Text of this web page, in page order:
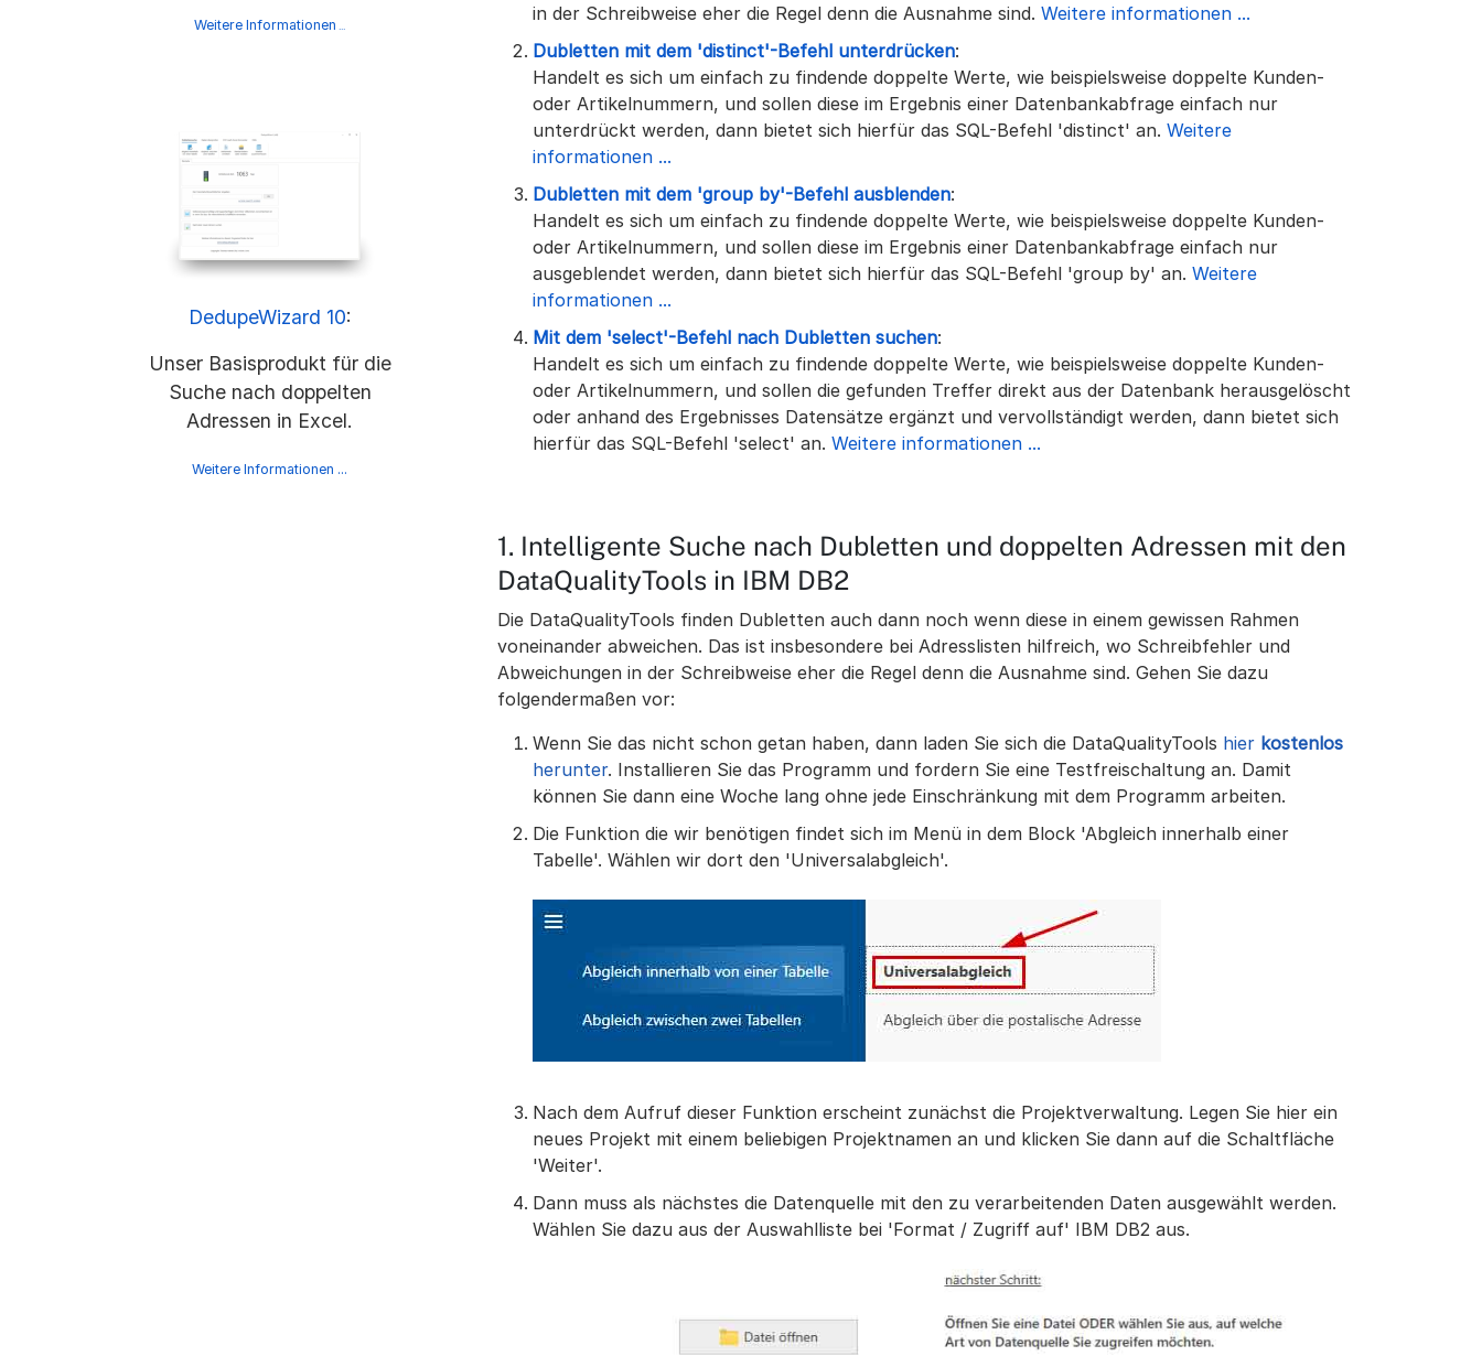
Weitere Informationen
DedupeWizard 10:
Unser Basisprodukt für die
Suche nach doppelten
Adressen in Excel.
Weitere Informationen ...
in der Schreibweise eher die Regel denn die Ausnahme sind. Weitere informationen ...
Dubletten mit dem 'distinct'-Befehl unterdrücken:
Handelt es sich um einfach zu findende doppelte Werte, wie beispielsweise doppelte Kunden-
oder Artikelnummern, und sollen diese im Ergebnis einer Datenbankabfrage einfach nur
unterdrückt werden, dann bietet sich hierfür das SQL-Befehl 'distinct' an. Weitere
informationen ...
Dubletten mit dem 'group by'-Befehl ausblenden:
Handelt es sich um einfach zu findende doppelte Werte, wie beispielsweise doppelte Kunden-
oder Artikelnummern, und sollen diese im Ergebnis einer Datenbankabfrage einfach nur
ausgeblendet werden, dann bietet sich hierfür das SQL-Befehl 'group by' an. Weitere
informationen ...
Mit dem 'select'-Befehl nach Dubletten suchen:
Handelt es sich um einfach zu findende doppelte Werte, wie beispielsweise doppelte Kunden-
oder Artikelnummern, und sollen die gefunden Treffer direkt aus der Datenbank herausgelöscht
oder anhand des Ergebnisses Datensätze ergänzt und vervollständigt werden, dann bietet sich
hierfür das SQL-Befehl 'select' an. Weitere informationen ...
1. Intelligente Suche nach Dubletten und doppelten Adressen mit den
DataQualityTools in IBM DB2
Die DataQualityTools finden Dubletten auch dann noch wenn diese in einem gewissen Rahmen
voneinander abweichen. Das ist insbesondere bei Adresslisten hilfreich, wo Schreibfehler und
Abweichungen in der Schreibweise eher die Regel denn die Ausnahme sind. Gehen Sie dazu
folgendermaßen vor:
Wenn Sie das nicht schon getan haben, dann laden Sie sich die DataQualityTools hier kostenlos
herunter. Installieren Sie das Programm und fordern Sie eine Testfreischaltung an. Damit
können Sie dann eine Woche lang ohne jede Einschränkung mit dem Programm arbeiten.
Die Funktion die wir benötigen findet sich im Menü in dem Block 'Abgleich innerhalb einer
Tabelle'. Wählen wir dort den 'Universalabgleich'.
Nach dem Aufruf dieser Funktion erscheint zunächst die Projektverwaltung. Legen Sie hier ein
neues Projekt mit einem beliebigen Projektnamen an und klicken Sie dann auf die Schaltfläche
'Weiter'.
Dann muss als nächstes die Datenquelle mit den zu verarbeitenden Daten ausgewählt werden.
Wählen Sie dazu aus der Auswahlliste bei 'Format / Zugriff auf' IBM DB2 aus.